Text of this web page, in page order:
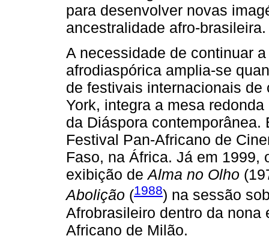
para desenvolver novas
ancestralidade afro-brasileira.
A necessidade de continuar
afrodiaspórica amplia-se
de festivais internacionais
York, integra a mesa
da Diáspora
Festival Pan-Africano de
Faso, na África. Já em 1999,
exibição deAlma no Olho
Abolição (1988) na sessão
Afrobrasileiro dentro da
Africano de Milão.